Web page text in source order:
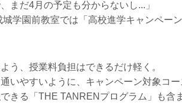
まだ4月の予定も分からないし...」
学園前教室では「高校進学キャンペー
う、授業料負担はできるだけ軽く。
いやすいように、キャンペーン対象コ
きる「THE TANRENプログラム」も含